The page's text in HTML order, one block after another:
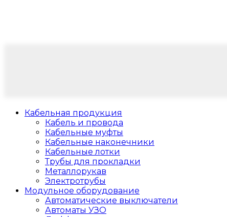
Кабельная продукция
Кабель и провода
Кабельные муфты
Кабельные наконечники
Кабельные лотки
Трубы для прокладки
Металлорукав
Электротрубы
Модульное оборудование
Автоматические выключатели
Автоматы УЗО